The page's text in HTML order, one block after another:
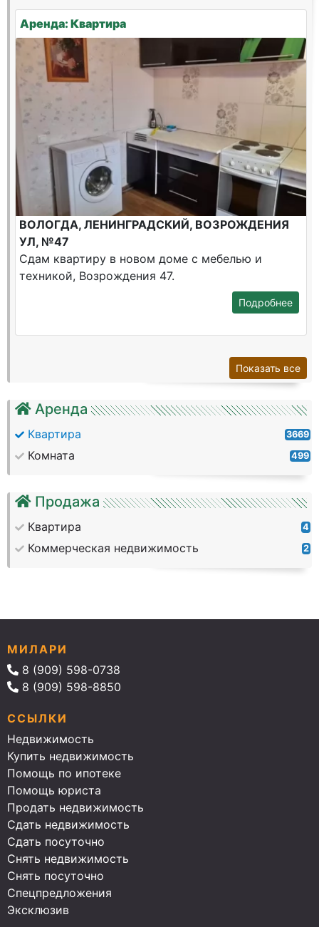
Аренда
Квартира 3669
Комната 499
Продажа
Квартира 4
Коммерческая недвижимость 2
Аренда: Квартира
ВОЛОГДА, ЛЕНИНГРАДСКИЙ, ВОЗРОЖДЕНИЯ
УЛ, №47
Сдам квартиру в новом доме с мебелью и
техникой, Возрождения 47.
Подробнее
Показать все
МИЛАРИ
8 (909) 598-0738
8 (909) 598-8850
ССЫЛКИ
Недвижимость
Купить недвижимость
Помощь по ипотеке
Помощь юриста
Продать недвижимость
Сдать недвижимость
Сдать посуточно
Снять недвижимость
Снять посуточно
Спецпредложения
Эксклюзив